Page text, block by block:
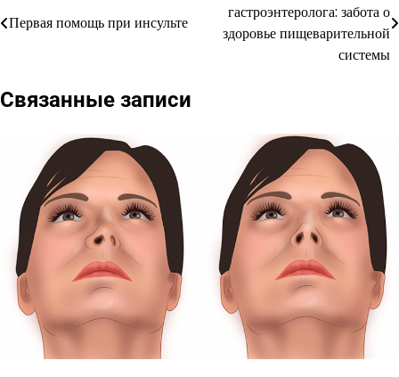
по
Первая помощь при инсульте
гастроэнтеролога: забота о
здоровье пищеварительной
системы
Связанные записи